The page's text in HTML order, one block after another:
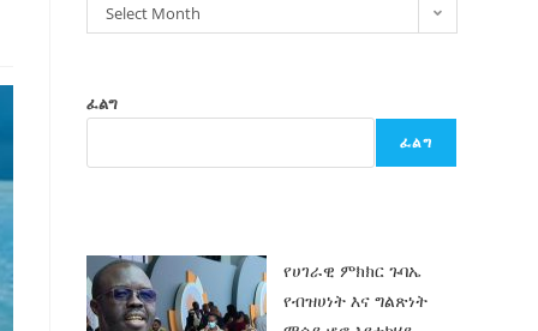
Select Month
ፈልግ
ፈልግ
የሀገራዊ ምክክር ጉባኤ
የብዝሀነት እና ግልጽነት